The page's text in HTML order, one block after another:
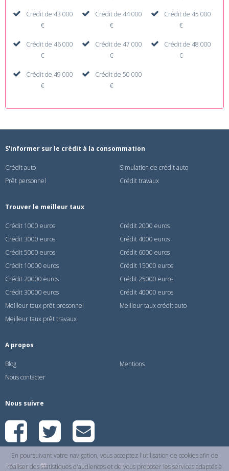
Crédit de 43 000
€
Crédit de 44 000
€
Crédit de 45 000
€
Crédit de 46 000
€
Crédit de 47 000
€
Crédit de 48 000
€
Crédit de 49 000
€
Crédit de 50 000
€
En poursuivant votre navigation, vous acceptez l'utilisation de cookies afin de
réaliser des statistiques d'audiences et de vous proposer les services adaptés à
S'informer sur le crédit à la consommation
Crédit auto
Simulation de crédit auto
Prêt personnel
Crédit travaux
Trouver le meilleur taux
Crédit 1000 euros
Crédit 2000 euros
Crédit 3000 euros
Crédit 4000 euros
Crédit 5000 euros
Crédit 6000 euros
Crédit 10000 euros
Crédit 15000 euros
Crédit 20000 euros
Crédit 25000 euros
Crédit 30000 euros
Crédit 40000 euros
Meilleur taux prêt presonnel
Meilleur taux crédit auto
Meilleur taux prêt travaux
A propos
Blog
Mentions
Nous contacter
Nous suivre
Réalisé avec à Paris - France 2017 / 2026 Checkmoncredit.fr